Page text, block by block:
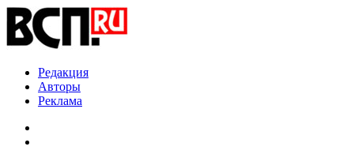
Редакция
Авторы
Реклама